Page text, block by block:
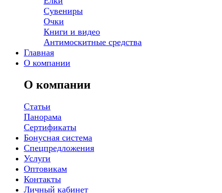
Сувениры
Очки
Книги и видео
Антимоскитные средства
Главная
О компании
О компании
Статьи
Панорама
Сертификаты
Бонусная система
Спецпредложения
Услуги
Оптовикам
Контакты
Личный кабинет